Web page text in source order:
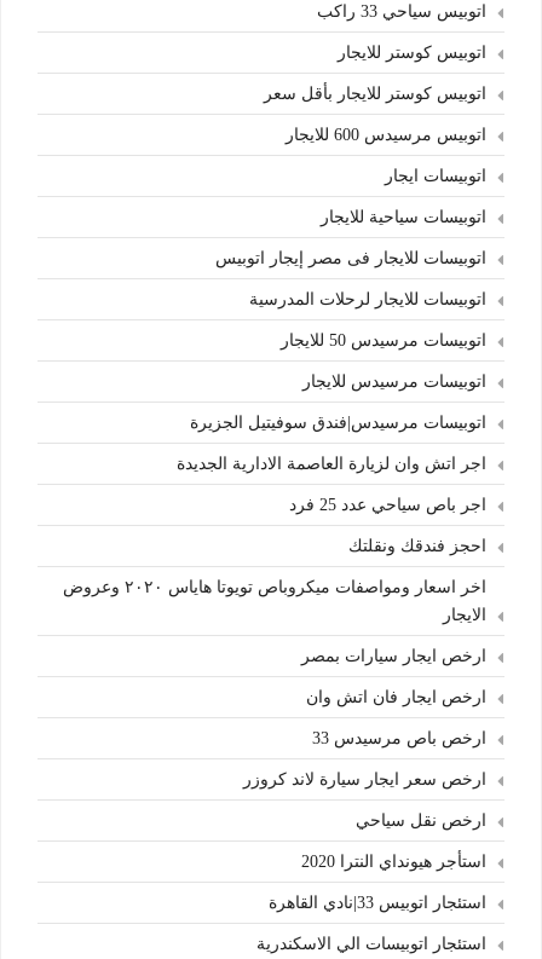
اتوبيس سياحي 33 راكب
اتوبيس كوستر للايجار
اتوبيس كوستر للايجار بأقل سعر
اتوبيس مرسيدس 600 للايجار
اتوبيسات ايجار
اتوبيسات سياحية للايجار
اتوبيسات للايجار فى مصر إيجار اتوبيس
اتوبيسات للايجار لرحلات المدرسية
اتوبيسات مرسيدس 50 للايجار
اتوبيسات مرسيدس للايجار
اتوبيسات مرسيدس|فندق سوفيتيل الجزيرة
اجر اتش وان لزيارة العاصمة الادارية الجديدة
اجر باص سياحي عدد 25 فرد
احجز فندقك ونقلتك
اخر اسعار ومواصفات ميكروباص تويوتا هاياس ٢٠٢٠ وعروض
الايجار
ارخص ايجار سيارات بمصر
ارخص ايجار فان اتش وان
ارخص باص مرسيدس 33
ارخص سعر ايجار سيارة لاند كروزر
ارخص نقل سياحي
استأجر هيونداي النترا 2020
استئجار اتوبيس 33|نادي القاهرة
استئجار اتوبيسات الي الاسكندرية